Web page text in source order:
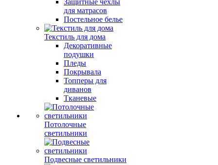
Защитные чехлы
для матрасов
Постельное белье
Текстиль для дома
Декоративные
подушки
Пледы
Покрывала
Топперы для
диванов
Тканевые
Потолочные
светильники
Подвесные светильники